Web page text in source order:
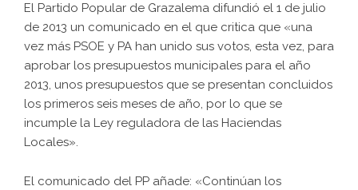
El Partido Popular de Grazalema difundió el 1 de julio
de 2013 un comunicado en el que critica que «una
vez más PSOE y PA han unido sus votos, esta vez, para
aprobar los presupuestos municipales para el año
2013, unos presupuestos que se presentan concluidos
los primeros seis meses de año, por lo que se
incumple la Ley reguladora de las Haciendas
Locales».
El comunicado del PP añade: «Continúan los